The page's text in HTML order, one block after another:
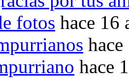
fotos hace 16
hace